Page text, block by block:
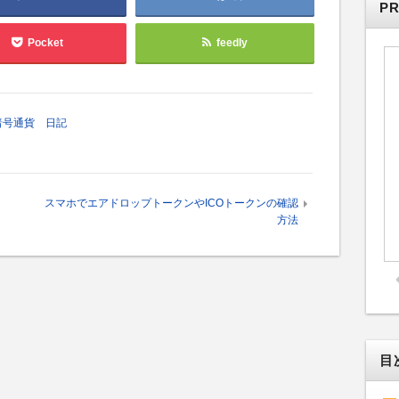
Pocket feedly
号通貨 日記
スマホでエアドロップトークンやICOトークンの確認
方法
PR
目